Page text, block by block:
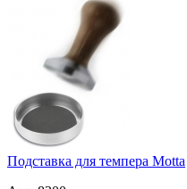
Подставка для темпера Motta